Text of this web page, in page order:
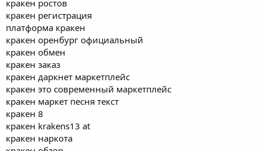
кракен ростов
кракен регистрация
платформа кракен
кракен оренбург официальный
кракен обмен
кракен заказ
кракен даркнет маркетплейс
кракен это современный маркетплейс
кракен маркет песня текст
кракен 8
кракен krakens13 at
кракен наркота